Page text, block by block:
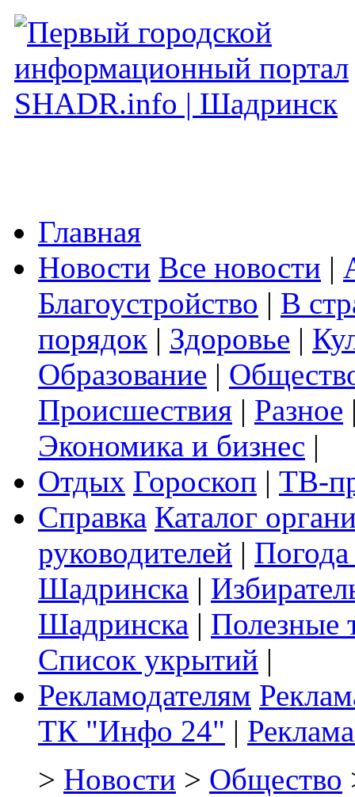
Главная
Новости Все новости |
Благоустройство | В
порядок | Здоровье |
Образование |
Происшествия | Разное
Экономика и бизнес |
Отдых Гороскоп | ТВ-
Справка Каталог
руководителей |
Шадринска |
Шадринска | Полезные
Список укрытий |
Рекламодателям
ТК "Инфо 24" |
> Новости > Общество